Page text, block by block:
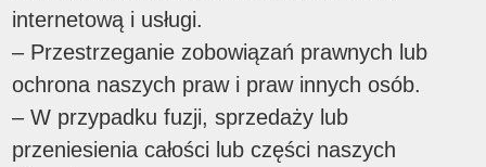
internetową i usługi.
– Przestrzeganie zobowiązań prawnych lub
ochrona naszych praw i praw innych osób.
– W przypadku fuzji, sprzedaży lub
przeniesienia całości lub części naszych